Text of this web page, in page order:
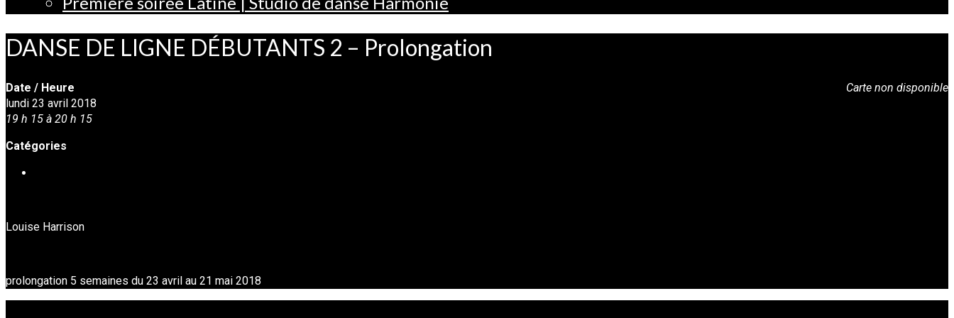
DANSE DE LIGNE DÉBUTANTS 2 – Prolongation
Carte non disponible
Date / Heure
lundi 23 avril 2018
19 h 15 à 20 h 15
Catégories
Louise Harrison
prolongation 5 semaines du 23 avril au 21 mai 2018